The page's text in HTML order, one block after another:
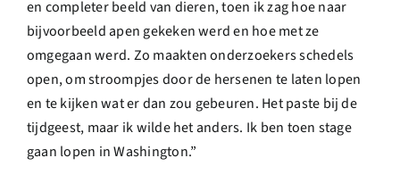
en completer beeld van dieren, toen ik zag hoe naar
bijvoorbeeld apen gekeken werd en hoe met ze
omgegaan werd. Zo maakten onderzoekers schedels
open, om stroompjes door de hersenen te laten lopen
en te kijken wat er dan zou gebeuren. Het paste bij de
tijdgeest, maar ik wilde het anders. Ik ben toen stage
gaan lopen in Washington.”